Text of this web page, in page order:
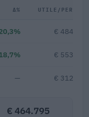
Δ% UTILE/PERDITA
€ 484.720
€ 553.376
— € 312.137
€ 464.795